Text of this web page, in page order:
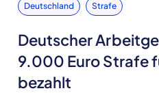
Deutschland Strafe
Deutscher
9.000 Euro Strafe
bezahlt